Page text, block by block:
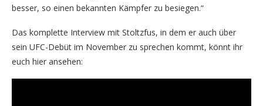
besser, so einen bekannten Kämpfer zu besiegen.“
Das komplette Interview mit Stoltzfus, in dem er auch über
sein UFC-Debüt im November zu sprechen kommt, könnt ihr
euch hier ansehen: